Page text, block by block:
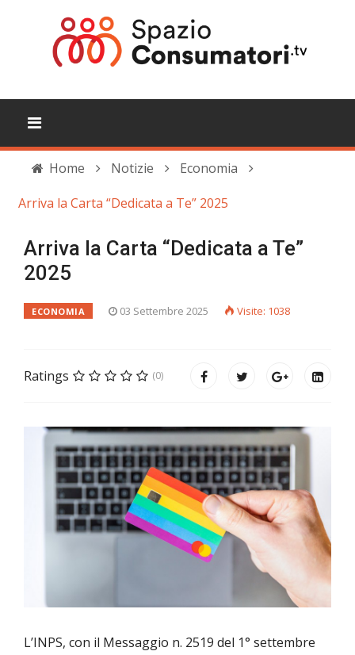
Home Notizie
Economia
Arriva la Carta “Dedicata a Te” 2025
Arriva la Carta “Dedicata a Te”
2025
ECONOMIA 03 Settembre 2025 Visite: 1038
Ratings (0)
L’INPS, con il Messaggio n. 2519 del 1° settembre